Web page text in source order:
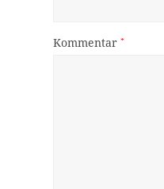
Kommentar*